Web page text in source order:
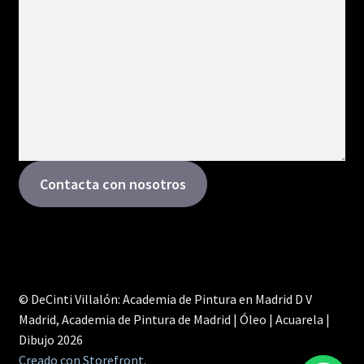
Contacta con nosotros
© DeCinti Villalón: Academia de Pintura en Madrid D V
Madrid, Academia de Pintura de Madrid | Óleo | Acuarela |
Dibujo 2026
Creado con Storefront.